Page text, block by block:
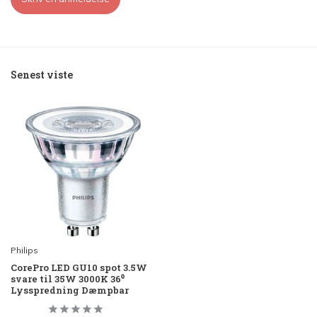
Senest viste
Philips
CorePro LED GU10 spot 3.5W
svare til 35W 3000K 36⁰
Lysspredning Dæmpbar